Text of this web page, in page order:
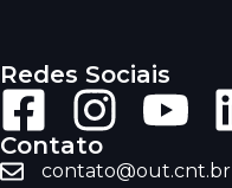
Redes Sociais
Contato
contato@out.cnt.br